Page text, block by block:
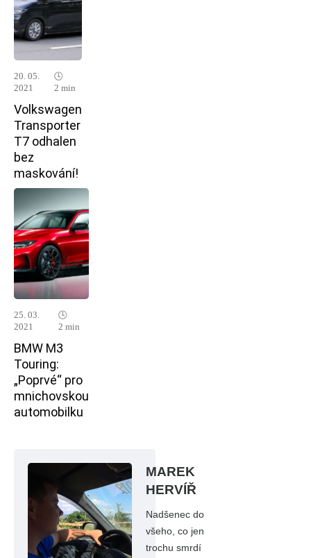
20. 05.
2021
🕓
2 min
Volkswagen
Transporter
T7 odhalen
bez
maskování!
25. 03.
2021
🕓
2 min
BMW M3
Touring:
„Poprvé“ pro
mnichovskou
automobilku
MAREK
HERVÍŘ
Nadšenec do
všeho, co jen
trochu smrdí